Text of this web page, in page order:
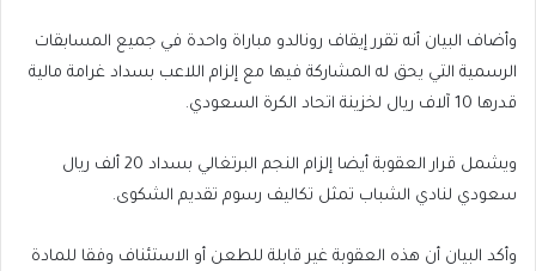
وأضاف البيان أنه تقرر إيقاف رونالدو مباراة واحدة في جميع المسابقات
الرسمية التي يحق له المشاركة فيها مع إلزام اللاعب بسداد غرامة مالية
قدرها 10 آلاف ريال لخزينة اتحاد الكرة السعودي.
ويشمل قرار العقوبة أيضا إلزام النجم البرتغالي بسداد 20 ألف ريال
سعودي لنادي الشباب تمثل تكاليف رسوم تقديم الشكوى.
وأكد البيان أن هذه العقوبة غير قابلة للطعن أو الاستئناف وفقا للمادة